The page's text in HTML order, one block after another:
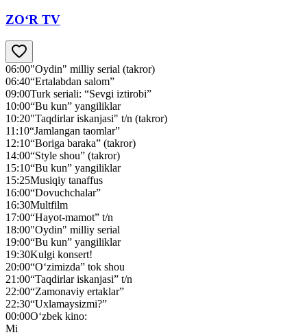
ZO‘R TV
06:00"Oydin" milliy serial (takror)
06:40“Ertalabdan salom”
09:00Turk seriali: “Sevgi iztirobi”
10:00“Bu kun” yangiliklar
10:20"Taqdirlar iskanjasi" t/n (takror)
11:10“Jamlangan taomlar”
12:10“Boriga baraka” (takror)
14:00“Style shou” (takror)
15:10“Bu kun” yangiliklar
15:25Musiqiy tanaffus
16:00“Dovuchchalar”
16:30Multfilm
17:00“Hayot-mamot” t/n
18:00"Oydin" milliy serial
19:00“Bu kun” yangiliklar
19:30Kulgi konsert!
20:00“O‘zimizda” tok shou
21:00“Taqdirlar iskanjasi” t/n
22:00“Zamonaviy ertaklar”
22:30“Uxlamaysizmi?”
00:00O‘zbek kino:
Mi